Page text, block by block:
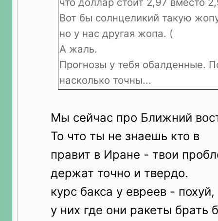
Вот бы солнцеликий такую
но у нас другая жопа. (
А жаль.
Прогнозы у тебя обалденные.
насколько точны...
Мы сейчас про Ближний
То что ты не знаешь кто в
правит в Иране - твои
держат точно и твердо.
курс бакса у евреев -
у них где они ракеты брать